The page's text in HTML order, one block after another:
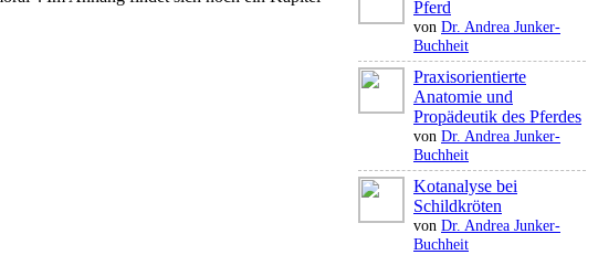
Pferd
von Dr. Andrea Junker-
Buchheit
Praxisorientierte
Anatomie und
Propädeutik des Pferdes
von Dr. Andrea Junker-
Buchheit
Kotanalyse bei
Schildkröten
von Dr. Andrea Junker-
Buchheit